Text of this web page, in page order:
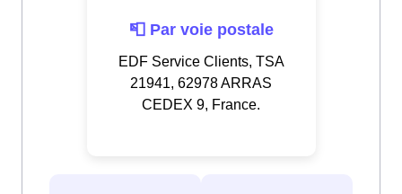
📮 Par voie postale
EDF Service Clients, TSA
21941, 62978 ARRAS
CEDEX 9, France.